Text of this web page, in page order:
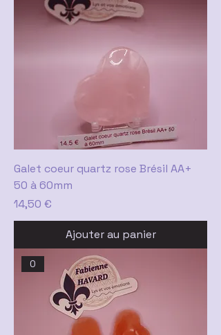
Galet coeur quartz rose Brésil AA+
50 à 60mm
Prix
14,50 €
Ajouter au panier
0